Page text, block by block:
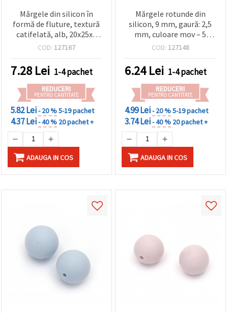
preferințele
în setări
selectând
un tip de
pe butonul
Аcceptati
toate!
Setări
Mărgele din silicon în
formă de fluture, textură
catifelată, alb, 20x25x6
mm, orificiu 2,5 mm – set
confecționare bijuterii,
brățări, coliere și
decorațiuni (DIY, hobby &
craft)
COD: 127167
7.28 Lei 1-4 pachet
REDUCERI
PENTRU CANTITATE
5.82 Lei- 20 %5-19 pachet
4.37 Lei- 40 % 20 pachet +
ADAUGA IN COS
Mărgele rotunde din
silicon, 9 mm, gaură: 2,5
mm, culoare mov – 5
bucăți
COD: 127148
6.24Lei 1-4 pachet
REDUCERI
PENTRU CANTITATE
4.99 Lei- 20 %5-19 pachet
3.74 Lei- 40 % 20 pachet +
ADAUGA IN COS